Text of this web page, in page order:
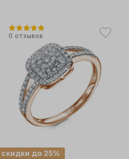
0 отзывов
скидки до 25%